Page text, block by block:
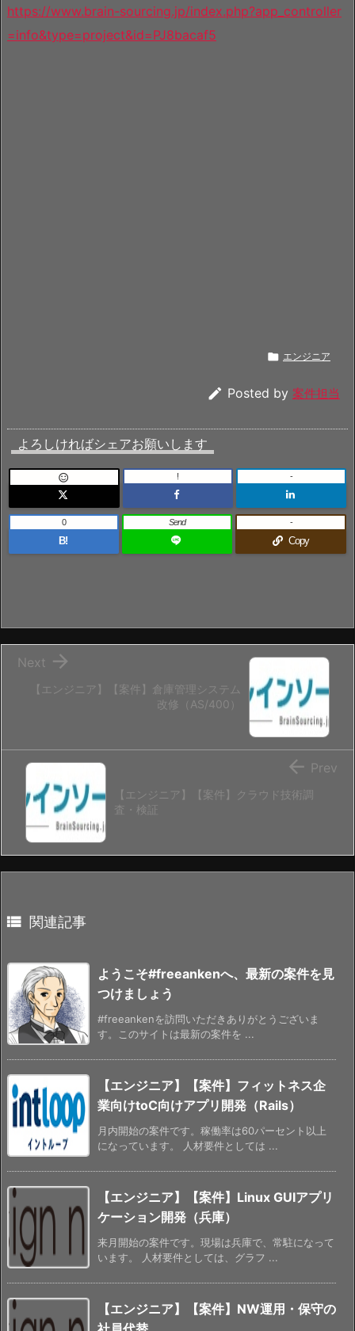
https://www.brain-sourcing.jp/index.php?app_controller
=info&type=project&id=PJ8bacaf5
 エンジニア
 Posted by 案件担当
よろしければシェアお願いします
 ! -
B!
0 Send
Copy
-
【エンジニア】【案件】倉庫管理システム
改修（AS/400）

Next
【エンジニア】【案件】クラウド技術調
査・検証
 Prev
 関連記事
ようこそ#freeankenへ、最新の案件を見
つけましょう
#freeankenを訪問いただきありがとうございま
す。このサイトは最新の案件を ...
【エンジニア】【案件】フィットネス企
業向けtoC向けアプリ開発（Rails）
月内開始の案件です。稼働率は60パーセント以上
になっています。 人材要件としては ...
【エンジニア】【案件】Linux GUIアプリ
ケーション開発（兵庫）
来月開始の案件です。現場は兵庫で、常駐になって
います。 人材要件としては、グラフ ...
【エンジニア】【案件】NW運用・保守の